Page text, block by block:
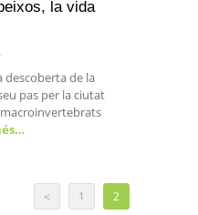
la vida
descoberta de la
pas per la ciutat
< 1 2